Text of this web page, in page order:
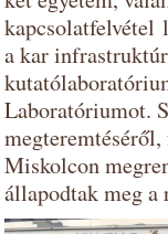
kapcsolatfelvétel
a kar
Laboratóriumot.
Miskolcon
állapodtak meg a